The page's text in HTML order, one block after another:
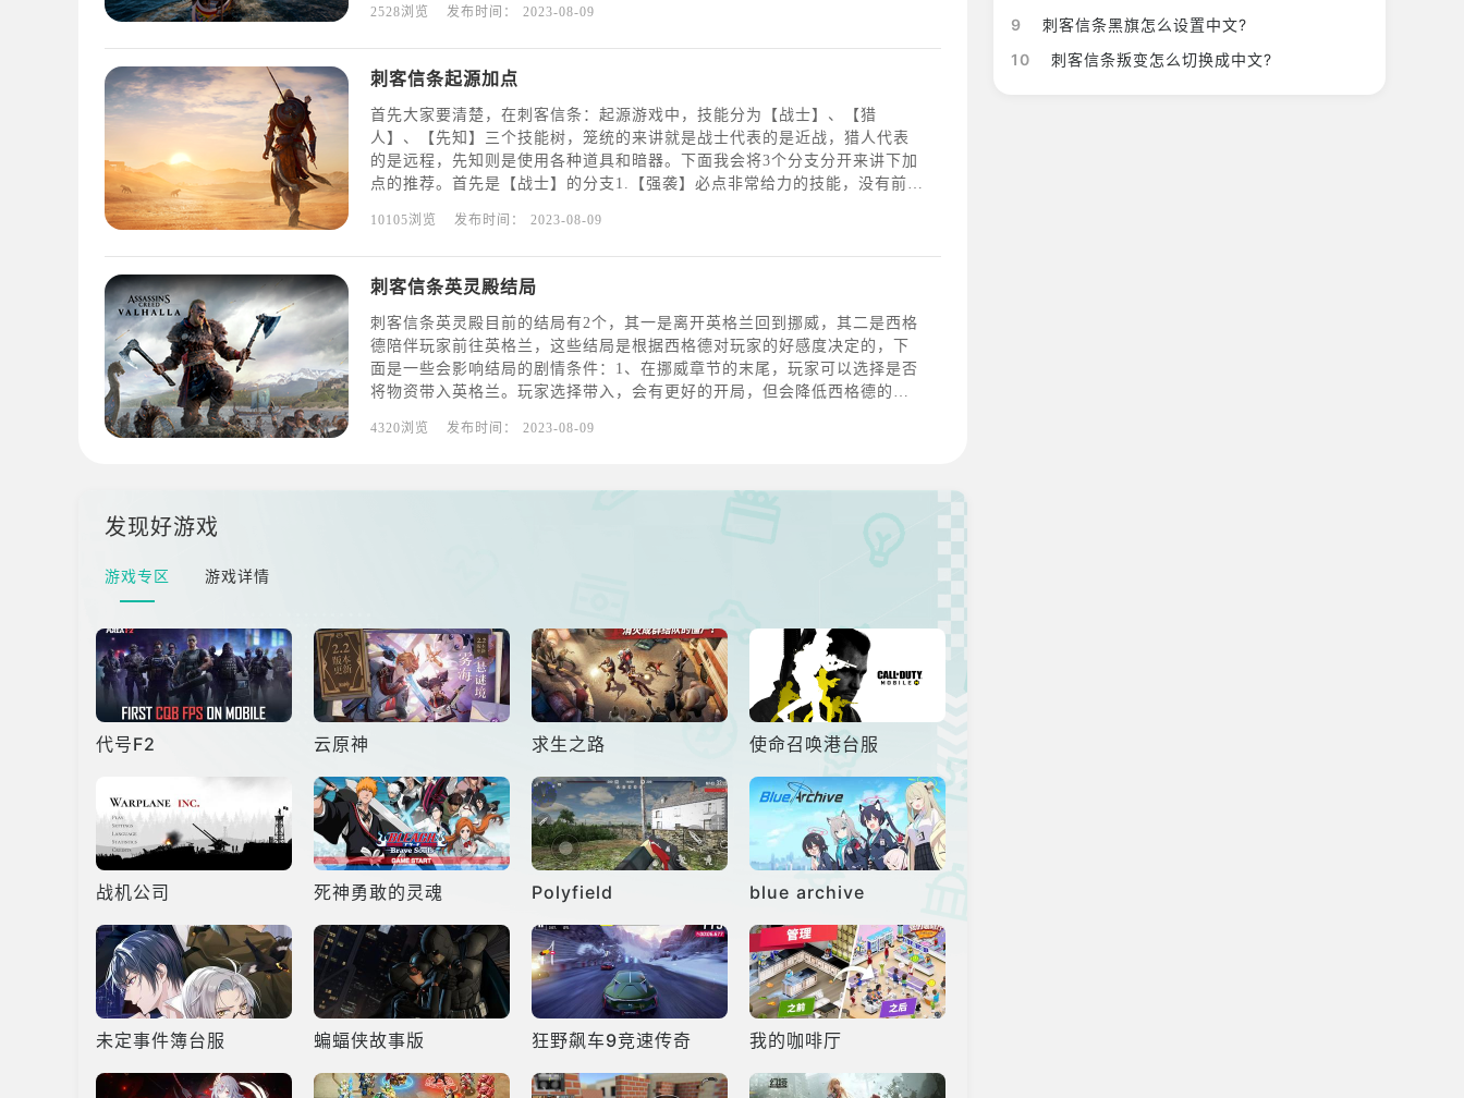
内容，并且可以返回所有区域。以下就是会影响结局西格德留下或离开的选
2528浏览 发布时间： 2023-08-09
刺客信条起源加点
首先大家要清楚，在刺客信条：起源游戏中，技能分为【战士】、【猎
人】、【先知】三个技能树，笼统的来讲就是战士代表的是近战，猎人代表
的是远程，先知则是使用各种道具和暗器。下面我会将3个分支分开来讲下加
点的推荐。首先是【战士】的分支1.【强袭】必点非常给力的技能，没有前置
击】。2.【再生】必点，所需技能点为1功能为在战斗中能恢复体力，需要
10105浏览 发布时间： 2023-08-09
刺客信条英灵殿结局
刺客信条英灵殿目前的结局有2个，其一是离开英格兰回到挪威，其二是西格
德陪伴玩家前往英格兰，这些结局是根据西格德对玩家的好感度决定的，下
面是一些会影响结局的剧情条件：1、在挪威章节的末尾，玩家可以选择是否
将物资带入英格兰。玩家选择带入，会有更好的开局，但会降低西格德的好
家一起骑马兜风。玩家选择与兰蒂芙开始恋爱的话会大大降低西格德的好
4320浏览 发布时间： 2023-08-09
发现好游戏
游戏专区 游戏详情
代号F2 云原神 求生之路 使命召唤港台服
战机公司 死神勇敢的灵魂 Polyfield blue archive
未定事件簿台服 蝙蝠侠故事版 狂野飙车9竞速传奇 我的咖啡厅
9
刺客信条黑旗怎么设置中文?
10
刺客信条叛变怎么切换成中文?